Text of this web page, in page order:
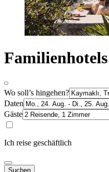
Wo soll’s hingehen?
Daten
Gäste
Ich reise geschäftlich
Suchen